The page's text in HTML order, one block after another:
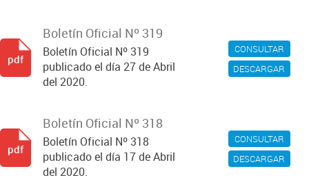
CONSULTAR
DESCARGAR
Boletín Oficial Nº 319
Boletín Oficial Nº 319
publicado el día 27 de Abril
del 2020.
pdf
CONSULTAR
DESCARGAR
Boletín Oficial Nº 318
Boletín Oficial Nº 318
publicado el día 17 de Abril
del 2020.
pdf